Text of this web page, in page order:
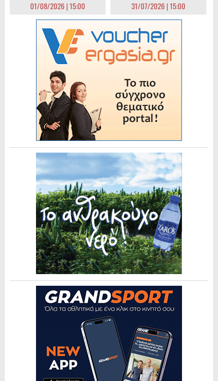
01/08/2026 | 15:00 31/07/2026 | 15:00